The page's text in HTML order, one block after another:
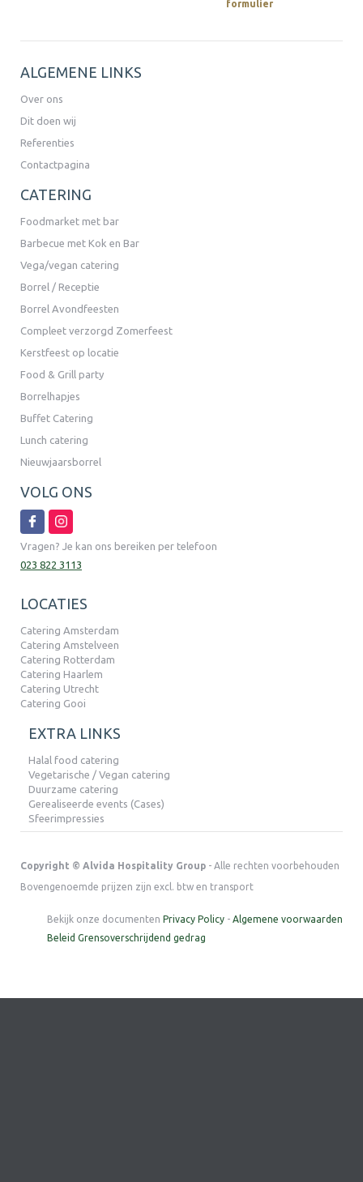
formulier
ALGEMENE LINKS
Over ons
Dit doen wij
Referenties
Contactpagina
CATERING
Foodmarket met bar
Barbecue met Kok en Bar
Vega/vegan catering
Borrel / Receptie
Borrel Avondfeesten
Compleet verzorgd Zomerfeest
Kerstfeest op locatie
Food & Grill party
Borrelhapjes
Buffet Catering
Lunch catering
Nieuwjaarsborrel
VOLG ONS
Vragen? Je kan ons bereiken per telefoon
023 822 3113
LOCATIES
Catering Amsterdam
Catering Amstelveen
Catering Rotterdam
Catering Haarlem
Catering Utrecht
Catering Gooi
EXTRA LINKS
Halal food catering
Vegetarische / Vegan catering
Duurzame catering
Gerealiseerde events (Cases)
Sfeerimpressies
Copyright © Alvida Hospitality Group - Alle rechten voorbehouden
Bovengenoemde prijzen zijn excl. btw en transport
Bekijk onze documenten Privacy Policy - Algemene voorwaarden
Beleid Grensoverschrijdend gedrag